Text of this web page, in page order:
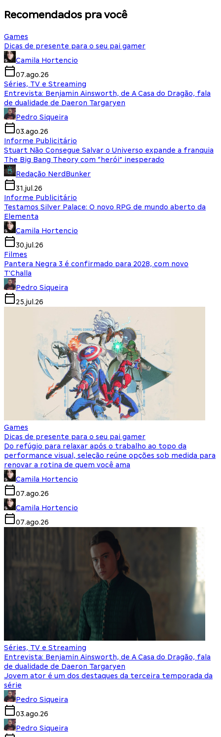
Recomendados pra você
Games
Dicas de presente para o seu pai gamer
Camila Hortencio
07.ago.26
Séries, TV e Streaming
Entrevista: Benjamin Ainsworth, de A Casa do Dragão, fala
de dualidade de Daeron Targaryen
Pedro Siqueira
03.ago.26
Informe Publicitário
Stuart Não Consegue Salvar o Universo expande a franquia
The Big Bang Theory com “herói” inesperado
Redação NerdBunker
31.jul.26
Informe Publicitário
Testamos Silver Palace: O novo RPG de mundo aberto da
Elementa
Camila Hortencio
30.jul.26
Filmes
Pantera Negra 3 é confirmado para 2028, com novo
T'Challa
Pedro Siqueira
25.jul.26
Games
Dicas de presente para o seu pai gamer
Do refúgio para relaxar após o trabalho ao topo da
performance visual, seleção reúne opções sob medida para
renovar a rotina de quem você ama
Camila Hortencio
07.ago.26
Camila Hortencio
07.ago.26
Séries, TV e Streaming
Entrevista: Benjamin Ainsworth, de A Casa do Dragão, fala
de dualidade de Daeron Targaryen
Jovem ator é um dos destaques da terceira temporada da
série
Pedro Siqueira
03.ago.26
Pedro Siqueira